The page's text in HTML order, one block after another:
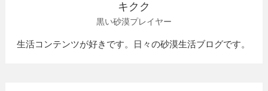
キクク
黒い砂漠プレイヤー
生活コンテンツが好きです。日々の砂漠生活ブログです。